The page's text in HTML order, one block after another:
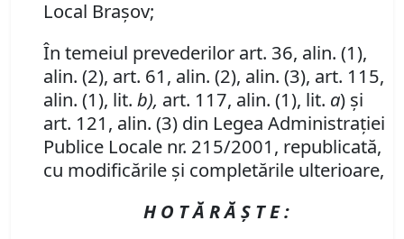
Local Braşov;
În temeiul prevederilor art. 36, alin. (1),
alin. (2), art. 61, alin. (2), alin. (3), art. 115,
alin. (1), lit. b), art. 117, alin. (1), lit. a) şi
art. 121, alin. (3) din Legea Administraţiei
Publice Locale nr. 215/2001, republicată,
cu modificările şi completările ulterioare,
H O T Ă R Ă Ş T E :